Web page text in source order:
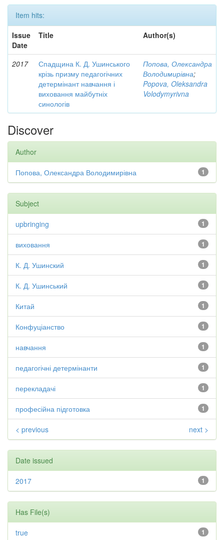
Item hits:
Issue
Date
Title Author(s)
2017
Спадщина К. Д. Ушинського
крізь призму педагогічних
детермінант навчання і
виховання майбутніх
синологів
Попова, Олександра
Володимирівна;
Popova, Oleksandra
Volodymyrivna
Discover
Author
1
Попова, Олександра Володимирівна
Subject
1
upbringing
1
виховання
1
К. Д. Ушинский
1
К. Д. Ушинський
1
Китай
1
Конфуціанство
1
навчання
1
педагогічні детермінанти
1
перекладачі
1
професійна підготовка
< previous next >
Date issued
1
2017
Has File(s)
1
true